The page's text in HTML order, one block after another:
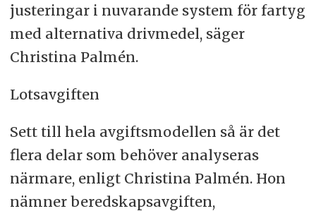
justeringar i nuvarande system för fartyg
med alternativa drivmedel, säger
Christina Palmén.
Lotsavgiften
Sett till hela avgiftsmodellen så är det
flera delar som behöver analyseras
närmare, enligt Christina Palmén. Hon
nämner beredskapsavgiften,